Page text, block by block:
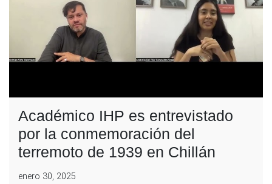
Académico IHP es entrevistado
por la conmemoración del
terremoto de 1939 en Chillán
enero 30, 2025